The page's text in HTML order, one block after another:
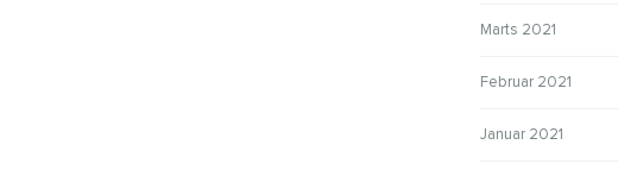
Marts 2021
Februar 2021
Januar 2021